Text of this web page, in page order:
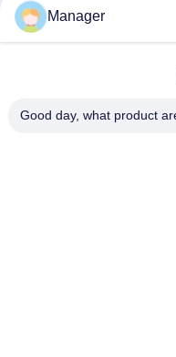
Greek
Manager
Good day, what product